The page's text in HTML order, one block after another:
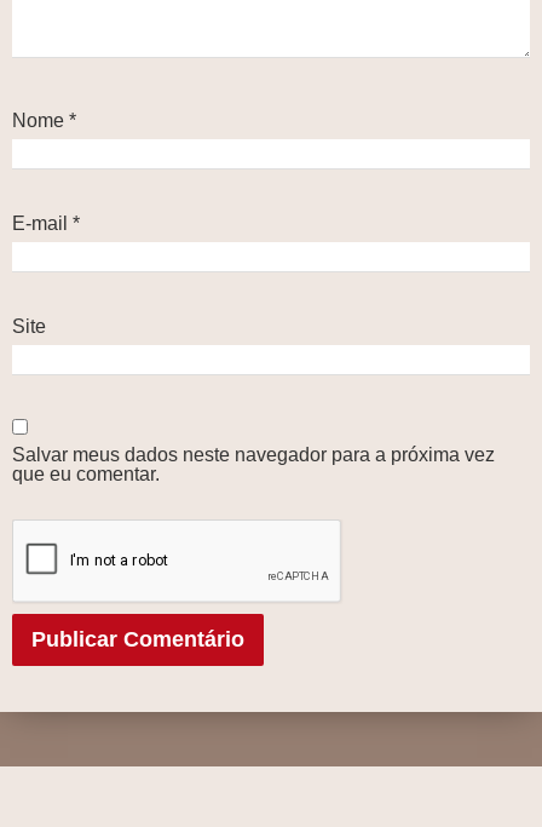
Nome *
E-mail *
Site
Salvar meus dados neste navegador para a próxima vez
que eu comentar.